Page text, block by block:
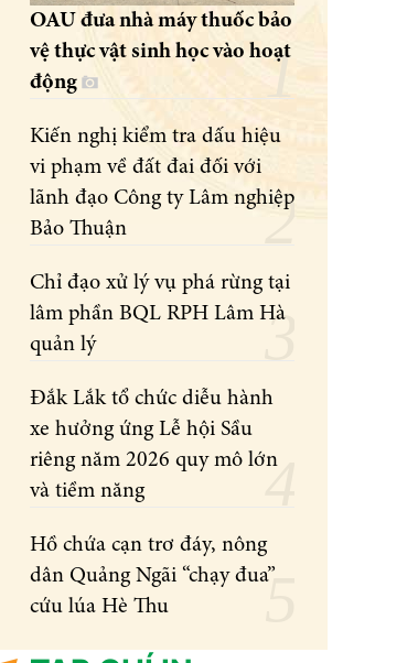
OAU đưa nhà máy thuốc bảo
vệ thực vật sinh học vào hoạt
động
Kiến nghị kiểm tra dấu hiệu
vi phạm về đất đai đối với
lãnh đạo Công ty Lâm nghiệp
Bảo Thuận
Chỉ đạo xử lý vụ phá rừng tại
lâm phần BQL RPH Lâm Hà
quản lý
Đắk Lắk tổ chức diễu hành
xe hưởng ứng Lễ hội Sầu
riêng năm 2026 quy mô lớn
và tiềm năng
Hồ chứa cạn trơ đáy, nông
dân Quảng Ngãi “chạy đua”
cứu lúa Hè Thu